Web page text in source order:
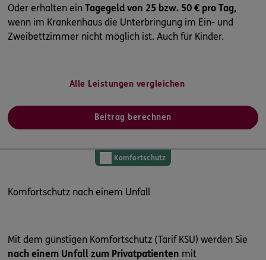
Oder erhalten ein Tagegeld von 25 bzw. 50 € pro Tag,
wenn im Krankenhaus die Unterbringung im Ein- und
Zweibettzimmer nicht möglich ist. Auch für Kinder.
Alle Leistungen vergleichen
Beitrag berechnen
Komfortschutz
Komfortschutz nach einem Unfall
Mit dem günstigen Komfortschutz (Tarif KSU) werden Sie
nach einem Unfall zum Privatpatienten mit